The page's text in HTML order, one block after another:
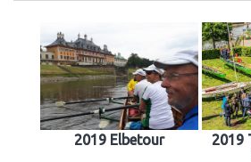
2019 Elbetour
2019